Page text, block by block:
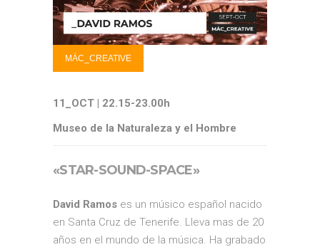
MÁC_CREATIVE
11_OCT | 22.15-23.00h
Museo de la Naturaleza y el Hombre
«STAR-SOUND-SPACE»
David Ramos es un músico español nacido
en Santa Cruz de Tenerife. Lleva mas de 20
años en el mundo de la música. Ha grabado